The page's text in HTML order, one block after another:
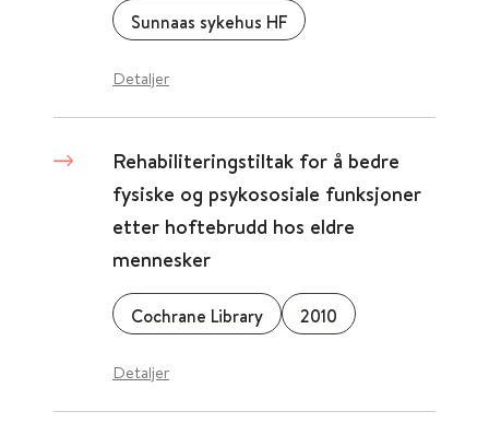
Sunnaas sykehus HF
Detaljer
Rehabiliteringstiltak for å bedre
fysiske og psykososiale funksjoner
etter hoftebrudd hos eldre
mennesker
Cochrane Library 2010
Detaljer